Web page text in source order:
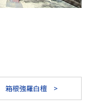
箱根強羅白檀 >